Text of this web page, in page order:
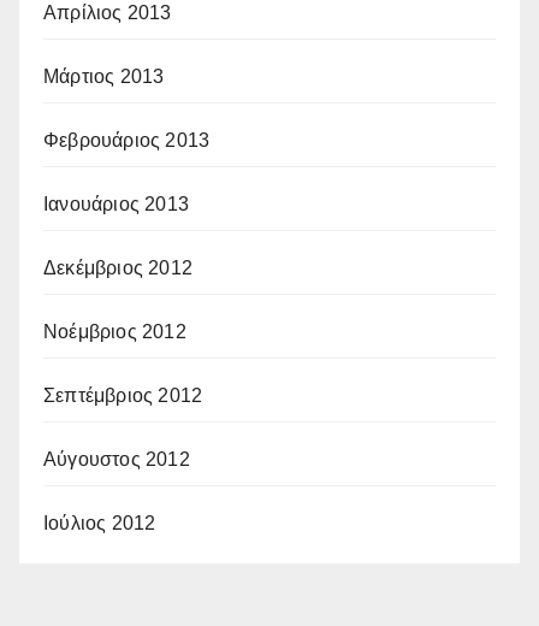
Απρίλιος 2013
Μάρτιος 2013
Φεβρουάριος 2013
Ιανουάριος 2013
Δεκέμβριος 2012
Νοέμβριος 2012
Σεπτέμβριος 2012
Αύγουστος 2012
Ιούλιος 2012